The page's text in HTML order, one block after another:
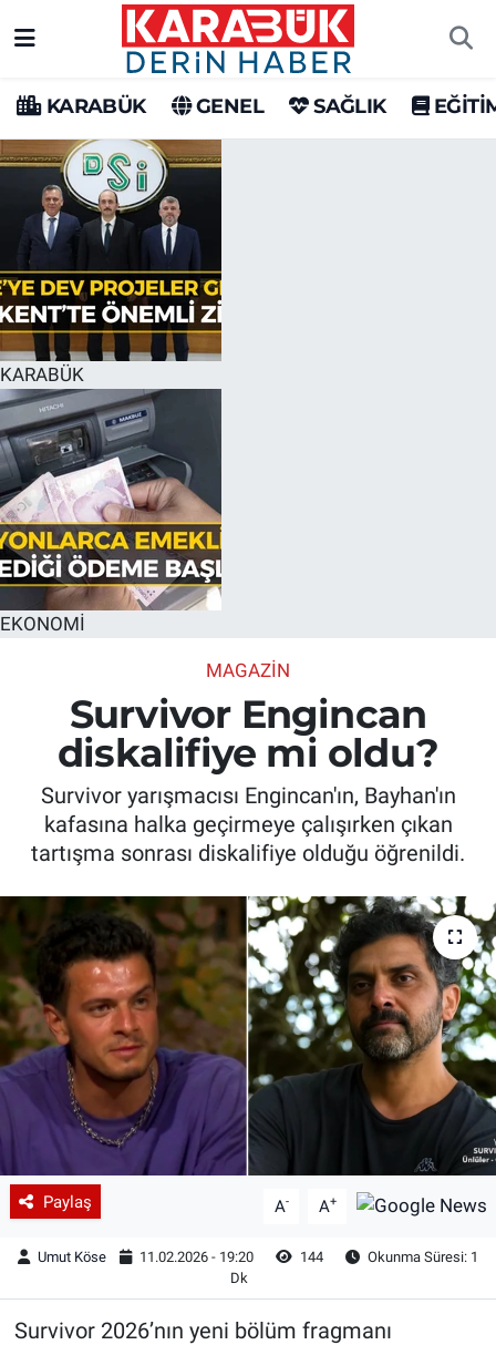
KARABÜK GENEL SAĞLIK
KARABÜK
EKONOMİ
MAGAZİN
Survivor Engincan
diskalifiye mi oldu?
Survivor yarışmacısı Engincan'ın, Bayhan'ın
kafasına halka geçirmeye çalışırken çıkan
tartışma sonrası diskalifiye olduğu öğrenildi.
Paylaş A- A+
Umut Köse 11.02.2026 - 19:20 144
Okunma Süresi: 1
Dk
Survivor 2026’nın yeni bölüm fragmanı
Karabük Hava Durumu
Karabük Trafik Yoğunluk Haritası
Süper Lig Puan Durumu ve Fikstür
Tüm Manşetler
Son Dakika Haberleri
Haber Arşivi